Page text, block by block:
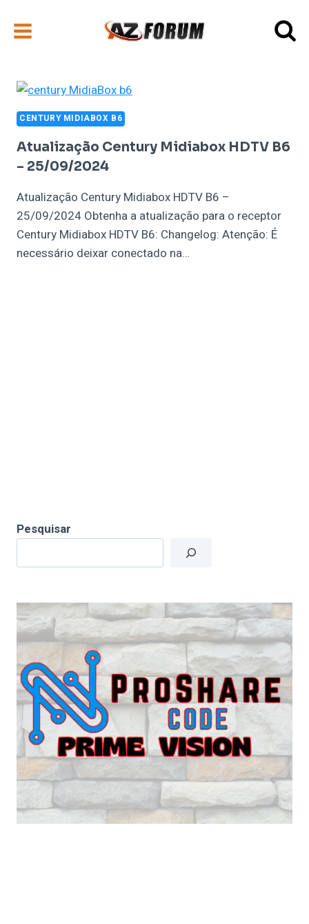
para
CENTURY MIDIABOX B6
Atualização Century Midiabox HDTV B6
– 25/09/2024
Atualização Century Midiabox HDTV B6 –
25/09/2024 Obtenha a atualização para o receptor
Century Midiabox HDTV B6: Changelog: Atenção: É
necessário deixar conectado na…
Pesquisar